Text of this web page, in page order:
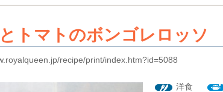
トマトのボンゴレロッソ
recipe/print/index.htm?id=5088
洋食